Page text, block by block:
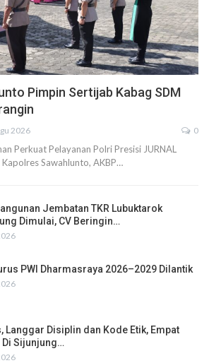
Pimpin Sertijab Kabag SDM
2026 0
Perkuat Pelayanan Polri Presisi JURNAL
Sawahlunto, AKBP…
Jembatan TKR Lubuktarok
Dimulai, CV Beringin…
PWI Dharmasraya 2026–2029 Dilantik
Langgar Disiplin dan Kode Etik, Empat
Di Sijunjung…